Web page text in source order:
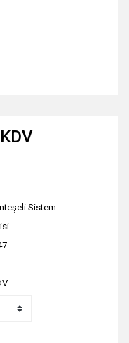
Sistem